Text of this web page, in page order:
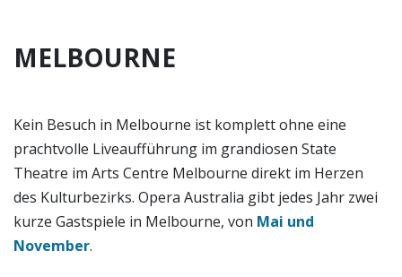
MELBOURNE
Kein Besuch in Melbourne ist komplett ohne eine
prachtvolle Liveaufführung im grandiosen State
Theatre im Arts Centre Melbourne direkt im Herzen
des Kulturbezirks. Opera Australia gibt jedes Jahr zwei
kurze Gastspiele in Melbourne, von Mai und
November.